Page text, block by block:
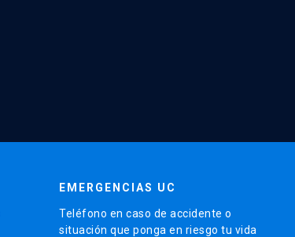
EMERGENCIAS UC
Teléfono en caso de accidente o
situación que ponga en riesgo tu vida